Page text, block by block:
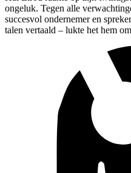
ongeluk. Tegen alle
succesvol ondernemer en
talen vertaald – lukte het hem